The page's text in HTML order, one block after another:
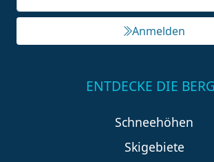
Anmelden
ENTDECKE DIE
Schneehöhen
Skigebiete